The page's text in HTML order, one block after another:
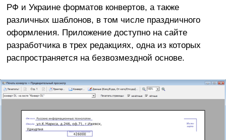
РФ и Украине форматов конвертов, а также
различных шаблонов, в том числе праздничного
оформления. Приложение доступно на сайте
разработчика в трех редакциях, одна из которых
распространяется на безвозмездной основе.